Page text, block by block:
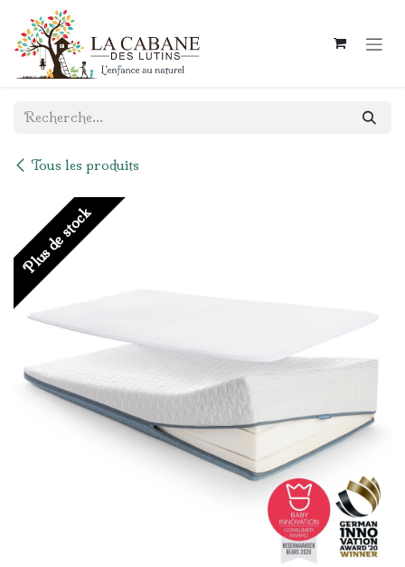
Se rendre au contenu
Tous les produits
Plus de stock